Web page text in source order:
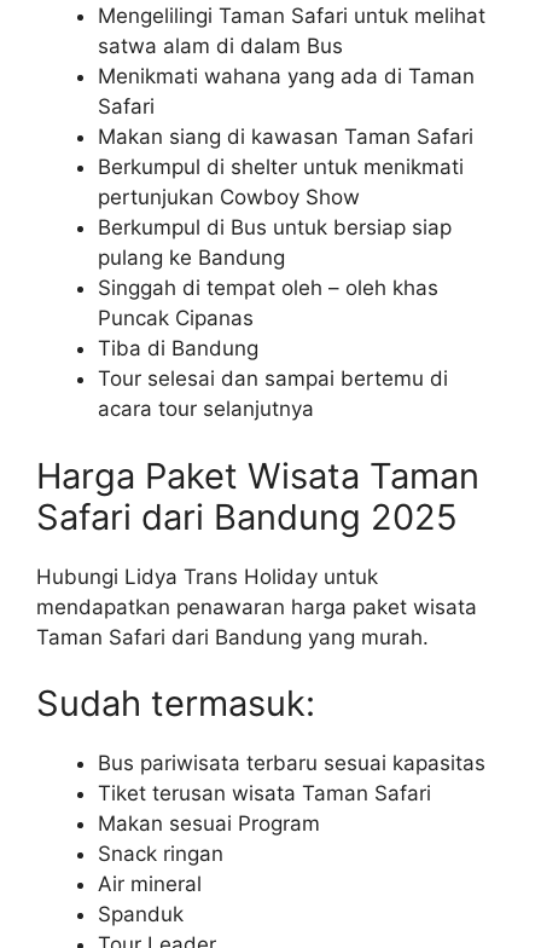
Mengelilingi Taman Safari untuk melihat
satwa alam di dalam Bus
Menikmati wahana yang ada di Taman
Safari
Makan siang di kawasan Taman Safari
Berkumpul di shelter untuk menikmati
pertunjukan Cowboy Show
Berkumpul di Bus untuk bersiap siap
pulang ke Bandung
Singgah di tempat oleh – oleh khas
Puncak Cipanas
Tiba di Bandung
Tour selesai dan sampai bertemu di
acara tour selanjutnya
Harga Paket Wisata Taman
Safari dari Bandung 2025
Hubungi Lidya Trans Holiday untuk
mendapatkan penawaran harga paket wisata
Taman Safari dari Bandung yang murah.
Sudah termasuk:
Bus pariwisata terbaru sesuai kapasitas
Tiket terusan wisata Taman Safari
Makan sesuai Program
Snack ringan
Air mineral
Spanduk